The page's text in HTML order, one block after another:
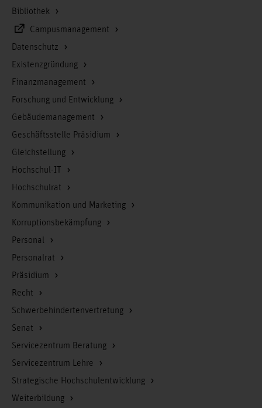
Bibliothek
Campusmanagement
Datenschutz
Existenzgründung
Finanzmanagement
Forschung und Entwicklung
Gebäudemanagement
Geschäftsstelle Präsidium
Gleichstellung
Hochschul-IT
Hochschulrat
Kommunikation und Marketing
Korruptionsbekämpfung
Personal
Personalrat
Präsidium
Recht
Schwerbehindertenvertretung
Senat
Servicezentrum Beratung
Servicezentrum Lehre
Strategische Hochschulentwicklung
Weiterbildung